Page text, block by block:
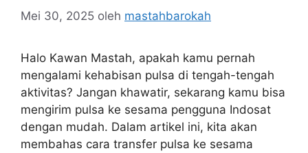
Mei 30, 2025 oleh mastahbarokah
Halo Kawan Mastah, apakah kamu pernah
mengalami kehabisan pulsa di tengah-tengah
aktivitas? Jangan khawatir, sekarang kamu bisa
mengirim pulsa ke sesama pengguna Indosat
dengan mudah. Dalam artikel ini, kita akan
membahas cara transfer pulsa ke sesama